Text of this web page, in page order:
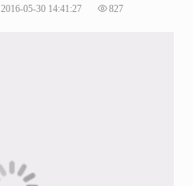
2016-05-30 14:41:27 827